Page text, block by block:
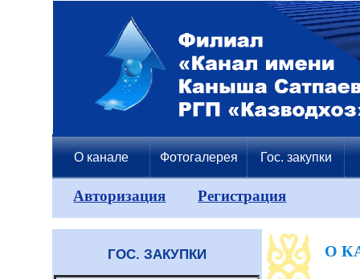
О канале Фотогалерея Гос. закупки
Авторизация Регистрация
ГОС. ЗАКУПКИ О